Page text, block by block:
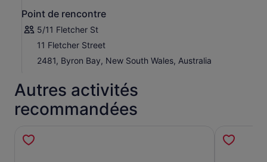
Point de rencontre
5/11 Fletcher St
11 Fletcher Street
2481, Byron Bay, New South Wales, Australia
Autres activités
recommandées